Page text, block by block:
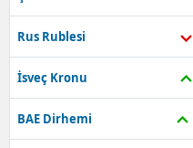
Rus Rublesi
İsveç Kronu
BAE Dirhemi